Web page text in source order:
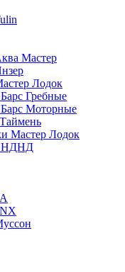
Мастер
Лодок
Гребные
Моторные
Мастер Лодок
НДНД